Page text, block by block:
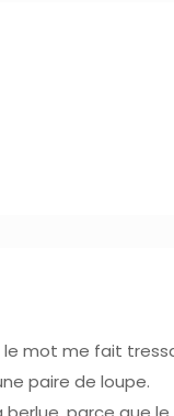
mot me fait
paire de loupe.